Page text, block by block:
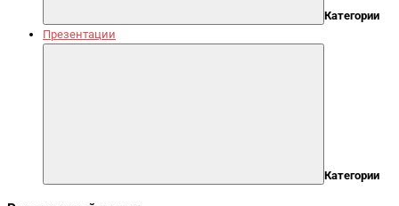
Категории
Презентации
Категории